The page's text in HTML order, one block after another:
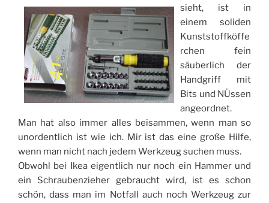
sieht, ist in
einem soliden
Kunststoffköffe
rchen fein
säuberlich der
Handgriff mit
Bits und NÜssen
angeordnet.
Man hat also immer alles beisammen, wenn man so
unordentlich ist wie ich. Mir ist das eine große Hilfe,
wenn man nicht nach jedem Werkzeug suchen muss.
Obwohl bei Ikea eigentlich nur noch ein Hammer und
ein Schraubenzieher gebraucht wird, ist es schon
schön, dass man im Notfall auch noch Werkzeug zur